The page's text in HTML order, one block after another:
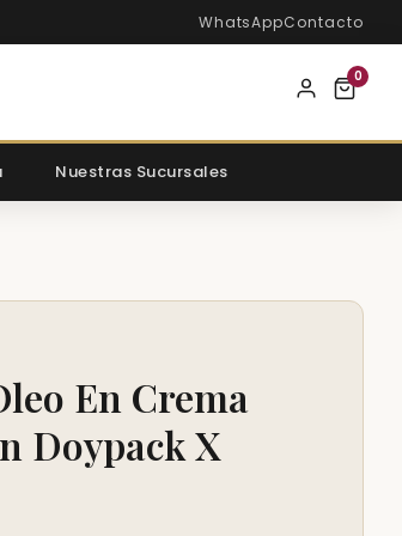
WhatsAppContacto
0
Nuestras Sucursales
En Crema
Doypack X